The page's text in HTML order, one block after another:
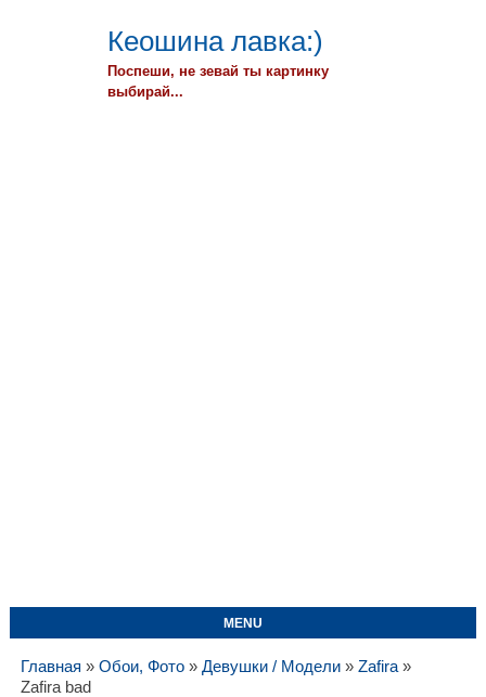
Кеошина лавка:)
Поспеши, не зевай ты картинку
выбирай...
MENU
Главная » Обои, Фото» Девушки / Модели» Zafira»
Zafira bad